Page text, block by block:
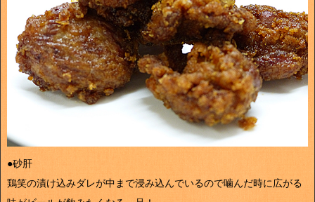
●砂肝
鶏笑の漬け込みダレが中まで浸み込んでいるので噛んだ時に広がる